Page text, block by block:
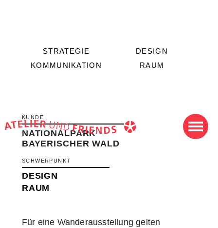
STRATEGIE
DESIGN
KOMMUNIKATION
RAUM
KUNDE
NATIONALPARK
BAYERISCHER WALD
SCHWERPUNKT
DESIGN
RAUM
Für eine Wanderausstellung gelten